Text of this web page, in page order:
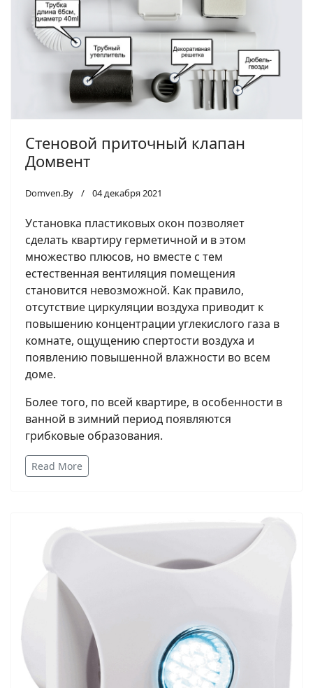
Стеновой приточный клапан
Домвент
Domven.By 04 декабря 2021
Установка пластиковых окон позволяет
сделать квартиру герметичной и в этом
множество плюсов, но вместе с тем
естественная вентиляция помещения
становится невозможной. Как правило,
отсутствие циркуляции воздуха приводит к
повышению концентрации углекислого газа в
комнате, ощущению спертости воздуха и
появлению повышенной влажности во всем
доме.
Более того, по всей квартире, в особенности в
ванной в зимний период появляются
грибковые образования.
Read More